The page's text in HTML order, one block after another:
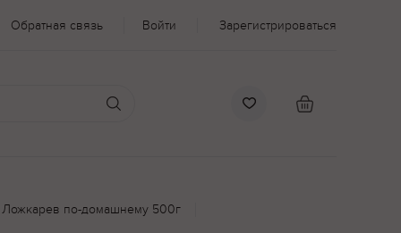
Обратная связь Войти Зарегистрироваться
Ложкарев по-домашнему 500г